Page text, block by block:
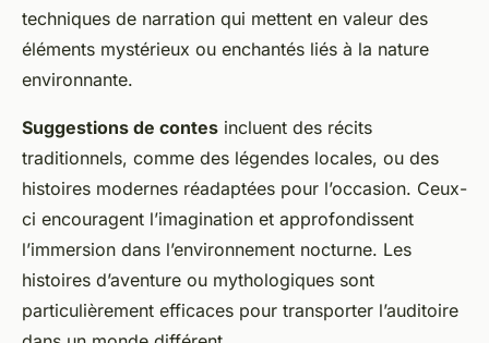
techniques de narration qui mettent en valeur des
éléments mystérieux ou enchantés liés à la nature
environnante.
Suggestions de contes incluent des récits
traditionnels, comme des légendes locales, ou des
histoires modernes réadaptées pour l’occasion. Ceux-
ci encouragent l’imagination et approfondissent
l’immersion dans l’environnement nocturne. Les
histoires d’aventure ou mythologiques sont
particulièrement efficaces pour transporter l’auditoire